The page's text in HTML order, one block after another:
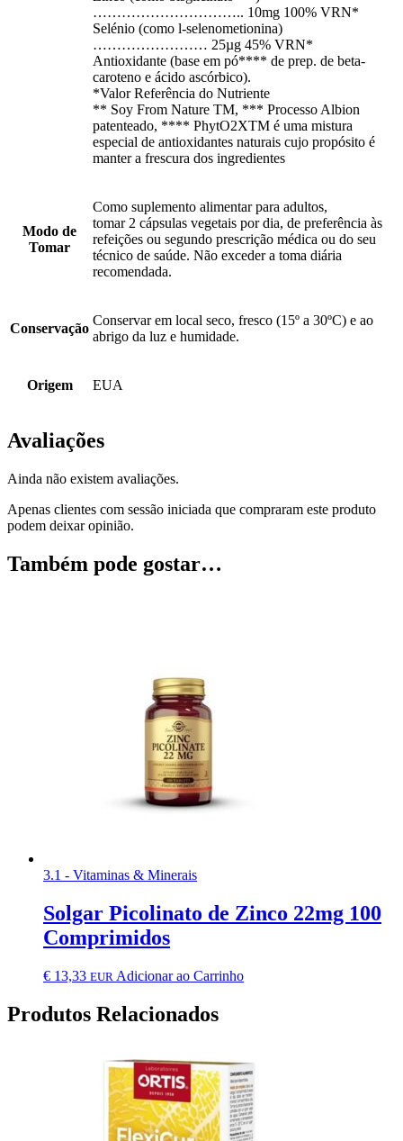
………………………….. 10mg 100% VRN*
Selénio (como l-selenometionina)
…………………… 25µg 45% VRN*
Antioxidante (base em pó**** de prep. de beta-
caroteno e ácido ascórbico).
*Valor Referência do Nutriente
** Soy From Nature TM, *** Processo Albion
patenteado, **** PhytO2XTM é uma mistura
especial de antioxidantes naturais cujo propósito é
manter a frescura dos ingredientes
Modo de
Tomar
Como suplemento alimentar para adultos,
tomar 2 cápsulas vegetais por dia, de preferência às
refeições ou segundo prescrição médica ou do seu
técnico de saúde. Não exceder a toma diária
recomendada.
Conservação
Conservar em local seco, fresco (15º a 30ºC) e ao
abrigo da luz e humidade.
Origem EUA
Avaliações
Ainda não existem avaliações.
Apenas clientes com sessão iniciada que compraram este produto
podem deixar opinião.
Também pode gostar…
3.1 - Vitaminas & Minerais
Solgar Picolinato de Zinco 22mg 100
Comprimidos
€ 13,33 EUR Adicionar ao Carrinho
Produtos Relacionados